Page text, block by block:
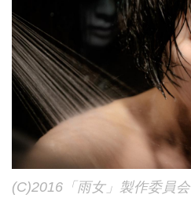
(C)2016「雨女」製作委員会